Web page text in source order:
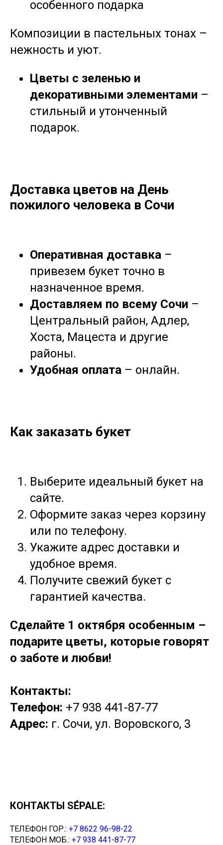
особенного подарка
Композиции в пастельных тонах –
нежность и уют.
Цветы с зеленью и
декоративными элементами –
стильный и утонченный
подарок.
Доставка цветов на День
пожилого человека в Сочи
Оперативная доставка –
привезем букет точно в
назначенное время.
Доставляем по всему Сочи –
Центральный район, Адлер,
Хоста, Мацеста и другие
районы.
Удобная оплата – онлайн.
Как заказать букет
Выберите идеальный букет на
сайте.
Оформите заказ через корзину
или по телефону.
Укажите адрес доставки и
удобное время.
Получите свежий букет с
гарантией качества.
Сделайте 1 октября особенным –
подарите цветы, которые говорят
о заботе и любви!
Контакты:
Телефон: +7 938 441-87-77
Адрес: г. Сочи, ул. Воровского, 3
КОНТАКТЫ SÉPALE:
ТЕЛЕФОН ГОР.: +7 8622 96-98-22
ТЕЛЕФОН МОБ.: +7 938 441-87-77